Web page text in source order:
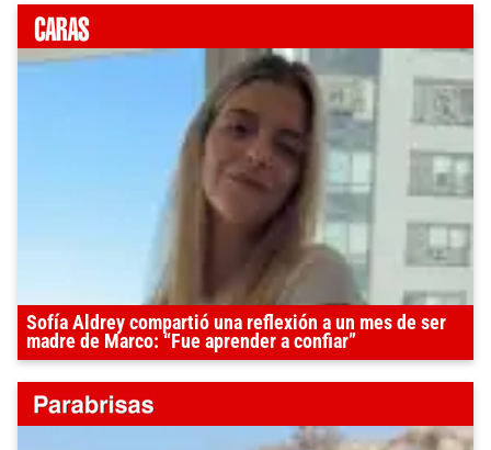
Sofía Aldrey compartió una reflexión a un mes de ser
madre de Marco: “Fue aprender a confiar”